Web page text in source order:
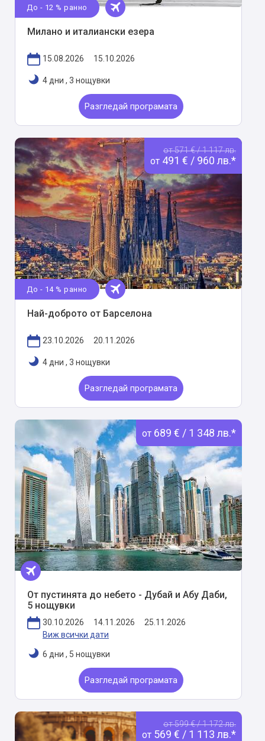
До - 12 % ранно
Милано и италиански езера
15.08.2026 15.10.2026
4 дни , 3 нощувки
Разгледай програмата
от 571 € / 1 117 лв.
от 491 € / 960 лв.*
До - 14 % ранно
Най-доброто от Барселона
23.10.2026 20.11.2026
4 дни , 3 нощувки
Разгледай програмата
от 689 € / 1 348 лв.*
От пустинята до небето - Дубай и Абу Даби,
5 нощувки
30.10.2026 14.11.2026
25.11.2026
Виж всички дати
6 дни , 5 нощувки
Разгледай програмата
от 599 € / 1 172 лв.
от 569 € / 1 113 лв.*